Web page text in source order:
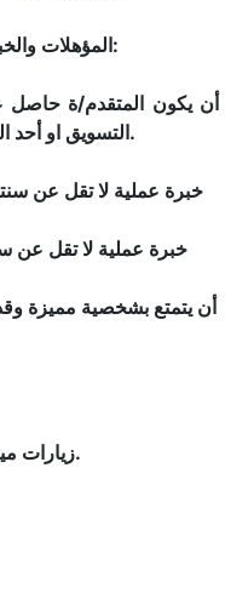
المؤهلات والخبرات والمهارات المطلوبة لدى المتقدم/ة:
أن يكون المتقدم/ة حاصل
التسويق او أحد العلوم الادارية أو أي تخصص آخر ذو علاقة.
خبرة عملية لا تقل عن
خبرة عملية لا تقل عن
أن يتمتع بشخصية مميزة
زيارات ميدانية للشركات والمكاتب السياحية.